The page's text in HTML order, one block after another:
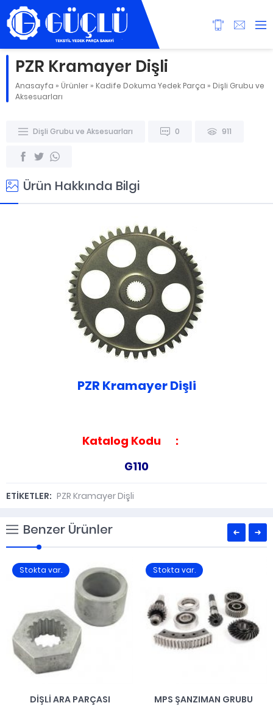
PZR Kramayer Dişli
Anasayfa » Ürünler » Kadife Dokuma Yedek Parça » Dişli Grubu ve
Aksesuarları
Dişli Grubu ve Aksesuarları 0 911
Ürün Hakkında Bilgi
PZR Kramayer Dişli
Katalog Kodu :
G110
ETİKETLER: PZR Kramayer Dişli
Benzer Ürünler
Stokta var.
DIŞLI ARA PARÇASI
Stokta var.
MPS ŞANZIMAN GRUBU